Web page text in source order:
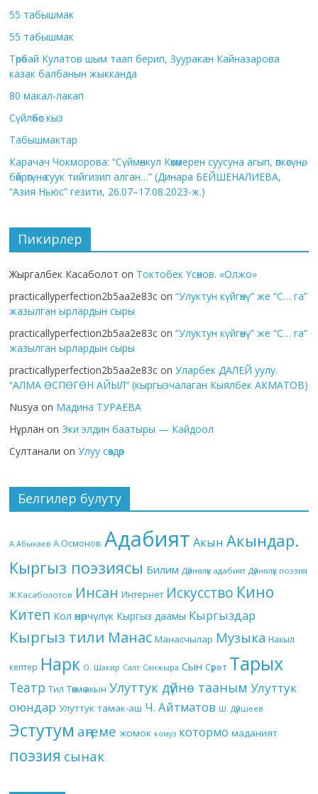
55 табышмак
55 табышмак
Төрөбай Кулатов шым таап берип, Зууракан Кайназарова
казак балбанын жыкканда
80 макал-лакап
Сүйлөбөс кыз
Табышмактар
Карачач Чокморова: “Сүймөнкул Көкөмерен суусуна агып, өпкөсүнө,
бөйрөгүнө суук тийгизип алган…” (Динара БЕЙШЕНАЛИЕВА,
“Азия Ньюс” гезити, 26.07–17.08.2023-ж.)
Пикирлер
Жыргалбек Касаболот on Токтобек Үсөнов. «Олжо»
practicallyperfection2b5aa2e83c on“Улуктун күйгөнү” же “С… га”
жазылган ырлардын сыры
practicallyperfection2b5aa2e83c on“Улуктун күйгөнү” же “С… га”
жазылган ырлардын сыры
practicallyperfection2b5aa2e83c onУларбек ДАЛЕЙ уулу.
“АЛМА ӨСПӨГӨН АЙЫЛ” (кыргызчалаган Кыялбек АКМАТОВ)
Nusya on Мадина ТУРАЕВА
Нұрлан on Эки элдин баатыры — Кайдоол
Султанали onУлуу сөздөр
Белгилер булуту
А.Абыкаев А.Осмонов Адабият Акын Акындар.
Кыргыз поэзиясы Билим Дүйнөлүк адабият Дүйнөлүк поэзия
Ж.Касаболотов Инсан Интернет Искусство Кино
Китеп Кол өнөрчүлүк Кыргыз даамы Кыргыздар
Кыргыз тили Манас Манасчылар Музыка Накыл
кептер Нарк О. Шакир Салт Санжыра Сын Сүрөт Тарых
Театр Тил Төкмө акын Улуттук дүйнө тааным Улуттук
оюндар Улуттук тамак-аш Ч. Айтматов Ш. Дүйшеев
Эстутум аңгеме жомок комуз котормо маданият
поэзия сынак